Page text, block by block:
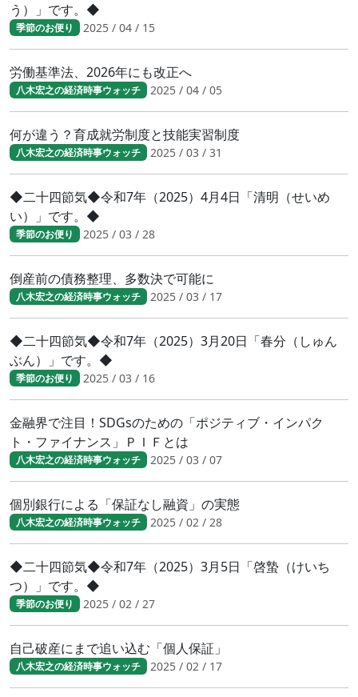
う）」です。◆
季節のお便り 2025 / 04 / 15
労働基準法、2026年にも改正へ
八木宏之の経済時事ウォッチ 2025 / 04 / 05
何が違う？育成就労制度と技能実習制度
八木宏之の経済時事ウォッチ 2025 / 03 / 31
◆二十四節気◆令和7年（2025）4月4日「清明（せいめ
い）」です。◆
季節のお便り 2025 / 03 / 28
倒産前の債務整理、多数決で可能に
八木宏之の経済時事ウォッチ 2025 / 03 / 17
◆二十四節気◆令和7年（2025）3月20日「春分（しゅん
ぶん）」です。◆
季節のお便り 2025 / 03 / 16
金融界で注目！SDGsのための「ポジティブ・インパク
ト・ファイナンス」ＰＩＦとは
八木宏之の経済時事ウォッチ 2025 / 03 / 07
個別銀行による「保証なし融資」の実態
八木宏之の経済時事ウォッチ 2025 / 02 / 28
◆二十四節気◆令和7年（2025）3月5日「啓蟄（けいち
つ）」です。◆
季節のお便り 2025 / 02 / 27
自己破産にまで追い込む「個人保証」
八木宏之の経済時事ウォッチ 2025 / 02 / 17